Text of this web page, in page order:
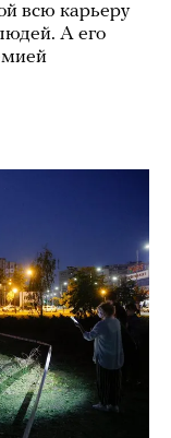
всю карьеру
А его